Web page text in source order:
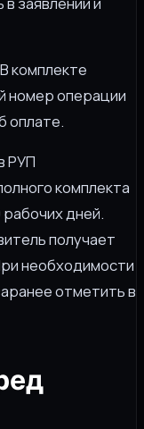
комплекте
номер операции
оплате.
РУП
комплекта
дней.
получает
необходимости
отметить в